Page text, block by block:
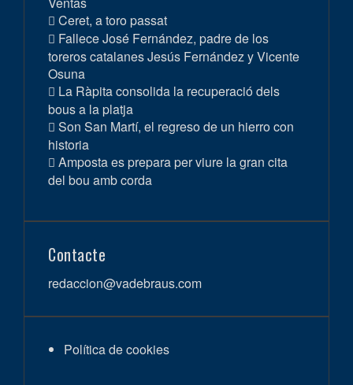
Ceret, a toro passat
Fallece José Fernández, padre de los
toreros catalanes Jesús Fernández y Vicente
Osuna
La Ràpita consolida la recuperació dels
bous a la platja
Son San Martí, el regreso de un hierro con
historia
Amposta es prepara per viure la gran cita
del bou amb corda
Contacte
redaccion@vadebraus.com
Política de cookies